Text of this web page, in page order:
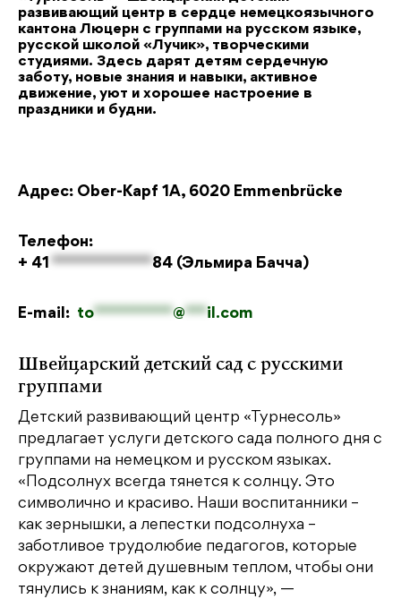
развивающий центр в сердце немецкоязычного
кантона Люцерн с группами на русском языке,
русской школой «Лучик», творческими
студиями. Здесь дарят детям сердечную
заботу, новые знания и навыки, активное
движение, уют и хорошее настроение в
праздники и будни.
Адрес: Ober-Kapf 1A, 6020 Emmenbrücke
Телефон:
+ 41**************84 (Эльмира Бачча)
E-mail: to***********@***il.com
Швейцарский детский сад с русскими
группами
Детский развивающий центр «Турнесоль»
предлагает услуги детского сада полного дня с
группами на немецком и русском языках.
«Подсолнух всегда тянется к солнцу. Это
символично и красиво. Наши воспитанники –
как зернышки, а лепестки подсолнуха –
заботливое трудолюбие педагогов, которые
окружают детей душевным теплом, чтобы они
тянулись к знаниям, как к солнцу», —